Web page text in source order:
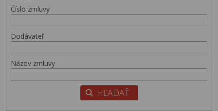
Číslo zmluvy
Dodávateľ
Názov zmluvy